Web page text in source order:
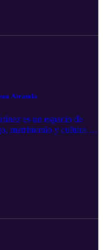
para Colombia? - INSIDE #29 || Nena Arrazola
es un espacio de
matrimonio y cultura.
y entrar en lo que
episodio y compártelo
y comparte este